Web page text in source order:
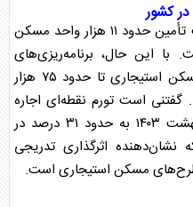
در کشور
۱۱ هزار واحد
مسکن
با این حال، برنامه‌ریزی‌های
استیجاری
تا حدود ۷۵ هزار
است تورم نقطه‌ای اجاره
مسکن از حدود ۴۳ درصد در اردیبهشت ۱۴۰۳ به حدود ۳۱ درصد در
اثرگذاری تدریجی
مسکن استیجاری است.